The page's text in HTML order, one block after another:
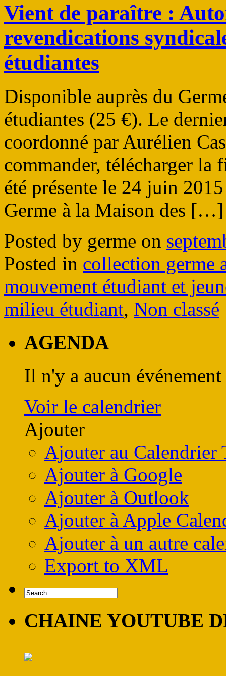
Vient de paraître :
revendications
étudiantes
Disponible auprès du
étudiantes (25 €). Le
coordonné par Aurélien
commander, télécharger la
été présente le 24 juin
Germe à la Maison des […]
Posted by germe on
Posted in collection germe
mouvement étudiant et
milieu étudiant, Non classé
AGENDA
Il n'y a aucun
Voir le calendrier
Ajouter
Ajouter au Calendrier
Ajouter à Google
Ajouter à Outlook
Ajouter à Apple
Ajouter à un autre
Export to XML
CHAINE YOUTUBE